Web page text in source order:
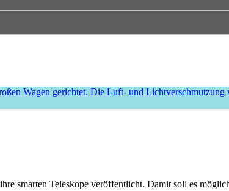
smarten Teleskope veröffentlicht. Damit soll es